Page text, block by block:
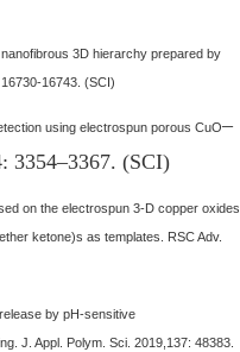
3D hierarchy prepared by
16743. (SCI)
using electrospun porous CuO–
3354–3367. (SCI)
on the electrospun 3-D copper oxides
ketone)s as templates. RSC Adv.
by pH-sensitive
J. Appl. Polym. Sci. 2019,137: 48383.